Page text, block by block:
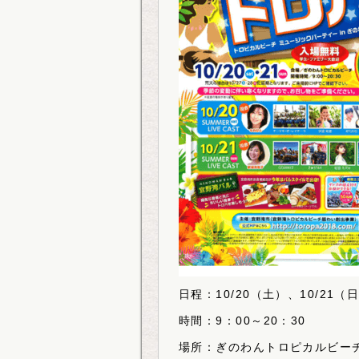
日程：10/20（土）、10/21（
時間：9：00～20：30
場所：ぎのわんトロピカルビー